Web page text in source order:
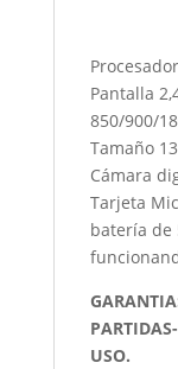
Pantalla
850/900/
Tamaño
Cámara
Tarjeta
batería de
USO.